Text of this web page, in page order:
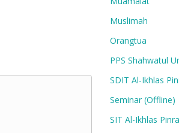
Muslimah
Orangtua
PPS Shahwatul
SDIT Al-Ikhlas
Seminar (Offline)
SIT Al-Ikhlas